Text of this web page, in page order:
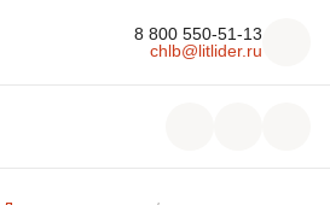
8 800 550-51-13
chlb@litlider.ru